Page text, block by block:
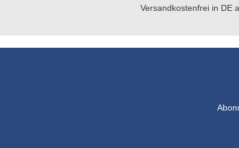
Versandkostenfrei in DE